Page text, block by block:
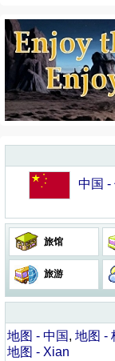
中国 -
旅馆
旅游
地图 - 中国, 地图 -
地图 - Xian